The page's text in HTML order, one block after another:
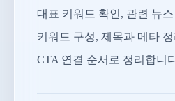
대표 키워드 확인, 관련 뉴
키워드 구성, 제목과 메타
CTA 연결 순서로 정리합니